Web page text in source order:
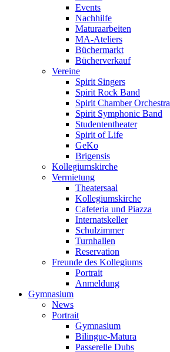
Events
Nachhilfe
Maturaarbeiten
MA-Ateliers
Büchermarkt
Bücherverkauf
Vereine
Spirit Singers
Spirit Rock Band
Spirit Chamber Orchestra
Spirit Symphonic Band
Studententheater
Spirit of Life
GeKo
Brigensis
Kollegiumskirche
Vermietung
Theatersaal
Kollegiumskirche
Cafeteria und Piazza
Internatskeller
Schulzimmer
Turnhallen
Reservation
Freunde des Kollegiums
Portrait
Anmeldung
Gymnasium
News
Portrait
Gymnasium
Bilingue-Matura
Passerelle Dubs